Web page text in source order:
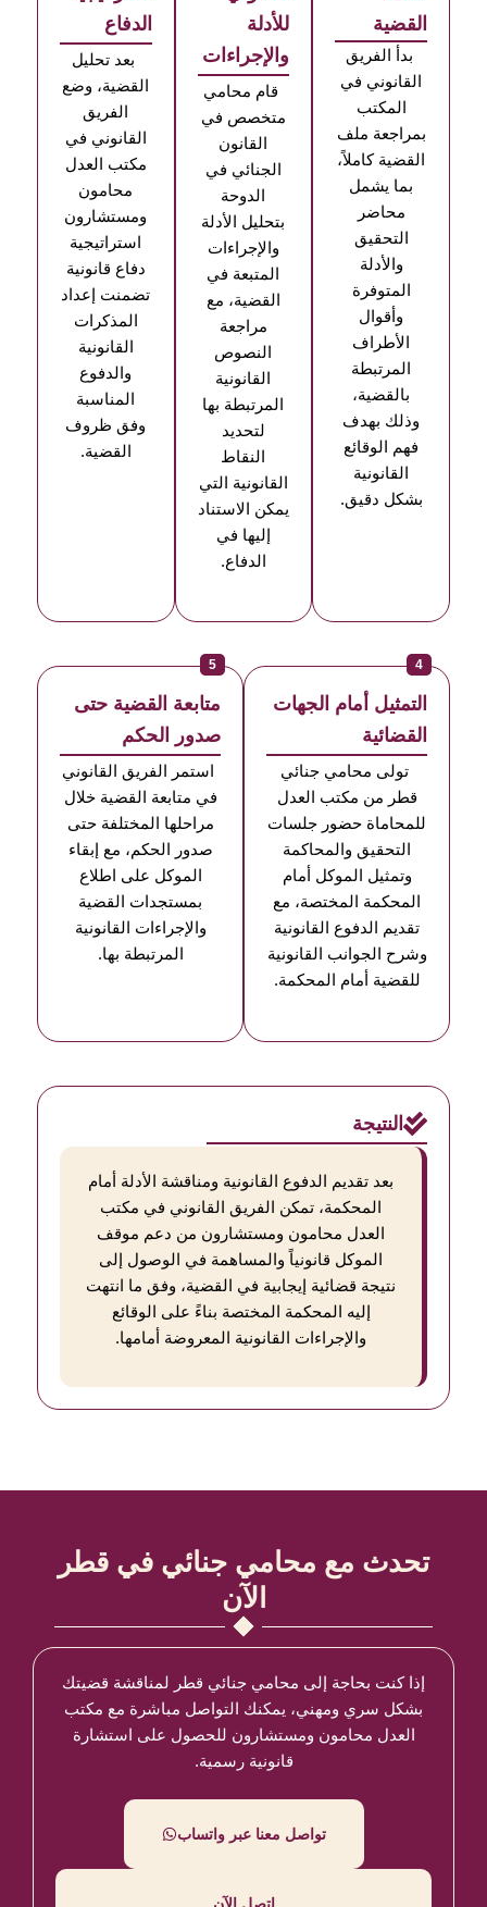
القضية
بدأ الفريق
القانوني في
المكتب
بمراجعة ملف
القضية كاملاً،
بما يشمل
محاضر
التحقيق
والأدلة
المتوفرة
وأقوال
الأطراف
المرتبطة
بالقضية،
وذلك بهدف
فهم الوقائع
القانونية
بشكل دقيق.
للأدلة
والإجراءات
قام محامي
متخصص في
القانون
الجنائي في
الدوحة
بتحليل الأدلة
والإجراءات
المتبعة في
القضية، مع
مراجعة
النصوص
القانونية
المرتبطة بها
لتحديد
النقاط
القانونية التي
يمكن الاستناد
إليها في
الدفاع.
الدفاع
بعد تحليل
القضية، وضع
الفريق
القانوني في
مكتب العدل
محامون
ومستشارون
استراتيجية
دفاع قانونية
تضمنت إعداد
المذكرات
القانونية
والدفوع
المناسبة
وفق ظروف
القضية.
التمثيل أمام الجهات
القضائية
تولى محامي جنائي
قطر من مكتب العدل
للمحاماة حضور جلسات
التحقيق والمحاكمة
وتمثيل الموكل أمام
المحكمة المختصة، مع
تقديم الدفوع القانونية
وشرح الجوانب القانونية
للقضية أمام المحكمة.
4
متابعة القضية حتى
صدور الحكم
استمر الفريق القانوني
في متابعة القضية خلال
مراحلها المختلفة حتى
صدور الحكم، مع إبقاء
الموكل على اطلاع
بمستجدات القضية
والإجراءات القانونية
المرتبطة بها.
5
النتيجة
بعد تقديم الدفوع القانونية ومناقشة الأدلة أمام
المحكمة، تمكن الفريق القانوني في مكتب
العدل محامون ومستشارون من دعم موقف
الموكل قانونياً والمساهمة في الوصول إلى
نتيجة قضائية إيجابية في القضية، وفق ما انتهت
إليه المحكمة المختصة بناءً على الوقائع
والإجراءات القانونية المعروضة أمامها.
تحدث مع محامي جنائي في قطر
الآن
إذا كنت بحاجة إلى محامي جنائي قطر لمناقشة قضيتك
بشكل سري ومهني، يمكنك التواصل مباشرة مع مكتب
العدل محامون ومستشارون للحصول على استشارة
قانونية رسمية.
تواصل معنا عبر واتساب